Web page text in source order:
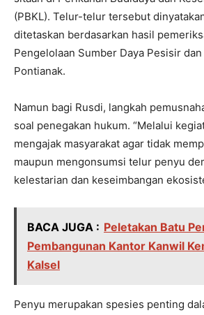
(PBKL). Telur-telur tersebut
ditetaskan berdasarkan hasil
Pengelolaan Sumber Daya Pesisir dan
Pontianak.
Namun bagi Rusdi, langkah
soal penegakan hukum. “Melalui
mengajak masyarakat agar tidak
maupun mengonsumsi telur penyu
kelestarian dan keseimbangan
BACA JUGA : Peletakan Batu
Pembangunan Kantor Kanwil
Kalsel
Penyu merupakan spesies penting